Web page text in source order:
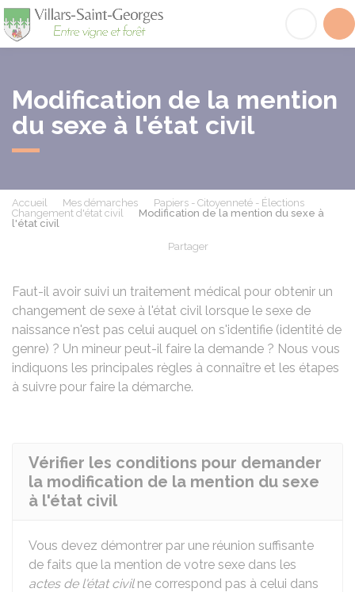
Modification de la mention
du sexe à l'état civil
Accueil Mes démarches
Papiers - Citoyenneté - Élections
Changement d'état civil
Modification de la mention du sexe à
l'état civil
Partager
Faut-il avoir suivi un traitement médical pour obtenir un
changement de sexe à l'état civil lorsque le sexe de
naissance n'est pas celui auquel on s'identifie (identité de
genre) ? Un mineur peut-il faire la demande ? Nous vous
indiquons les principales règles à connaître et les étapes
à suivre pour faire la démarche.
Vérifier les conditions pour demander
la modification de la mention du sexe
à l'état civil
Vous devez démontrer par une réunion suffisante
de faits que la mention de votre sexe dans les
actes de l'état civilne correspond pas à celui dans